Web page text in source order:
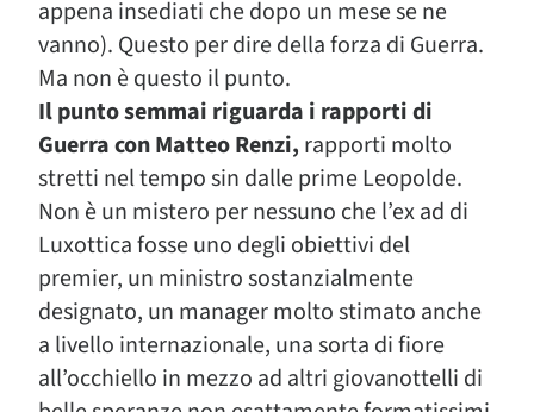
appena insediati che dopo un mese se ne
vanno). Questo per dire della forza di Guerra.
Ma non è questo il punto.
Il punto semmai riguarda i rapporti di
Guerra con Matteo Renzi, rapporti molto
stretti nel tempo sin dalle prime Leopolde.
Non è un mistero per nessuno che l’ex ad di
Luxottica fosse uno degli obiettivi del
premier, un ministro sostanzialmente
designato, un manager molto stimato anche
a livello internazionale, una sorta di fiore
all’occhiello in mezzo ad altri giovanottelli di